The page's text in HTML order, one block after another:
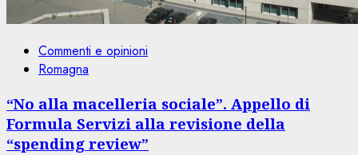
Commenti e opinioni
Romagna
“No alla macelleria sociale”. Appello di
Formula Servizi alla revisione della
“spending review”